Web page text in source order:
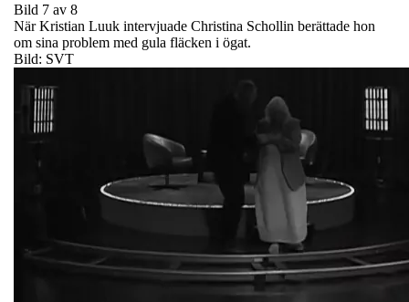
Bild 7 av 8
När Kristian Luuk intervjuade Christina Schollin berättade hon
om sina problem med gula fläcken i ögat.
Bild: SVT